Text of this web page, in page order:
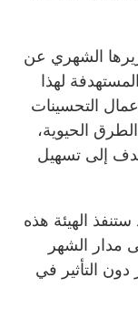
الشهري عن
لهذا
التحسينات
الحيوية،
إلى تسهيل
الهيئة هذه
مدار الشهر
التأثير في